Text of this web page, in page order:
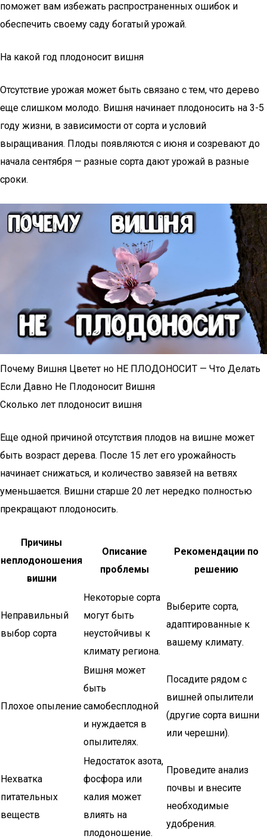
поможет вам избежать распространенных ошибок и
обеспечить своему саду богатый урожай.
На какой год плодоносит вишня
Отсутствие урожая может быть связано с тем, что дерево
еще слишком молодо. Вишня начинает плодоносить на 3-5
году жизни, в зависимости от сорта и условий
выращивания. Плоды появляются с июня и созревают до
начала сентября — разные сорта дают урожай в разные
сроки.
Почему Вишня Цветет но НЕ ПЛОДОНОСИТ — Что Делать
Если Давно Не Плодоносит Вишня
Сколько лет плодоносит вишня
Еще одной причиной отсутствия плодов на вишне может
быть возраст дерева. После 15 лет его урожайность
начинает снижаться, и количество завязей на ветвях
уменьшается. Вишни старше 20 лет нередко полностью
прекращают плодоносить.
Причины
неплодоношения
вишни
Описание
проблемы
Рекомендации по
решению
Неправильный
выбор сорта
Некоторые сорта
могут быть
неустойчивы к
климату региона.
Выберите сорта,
адаптированные к
вашему климату.
Плохое опыление
Вишня может
быть
самобесплодной
и нуждается в
опылителях.
Посадите рядом с
вишней опылители
(другие сорта вишни
или черешни).
Нехватка
питательных
веществ
Недостаток азота,
фосфора или
калия может
влиять на
плодоношение.
Проведите анализ
почвы и внесите
необходимые
удобрения.